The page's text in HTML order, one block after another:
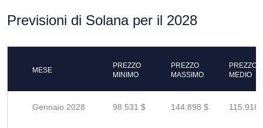
Previsioni di Solana per il 2028
MESE
PREZZO
MINIMO
PREZZO
MASSIMO
PREZZO
MEDIO
Gennaio 2028 98.531 $ 144.898 $ 115.918